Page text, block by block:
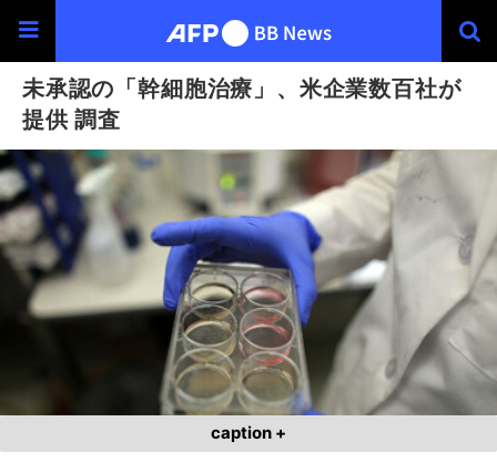
未承認の「幹細胞治療」、米企業数百社が
提供 調査
caption +